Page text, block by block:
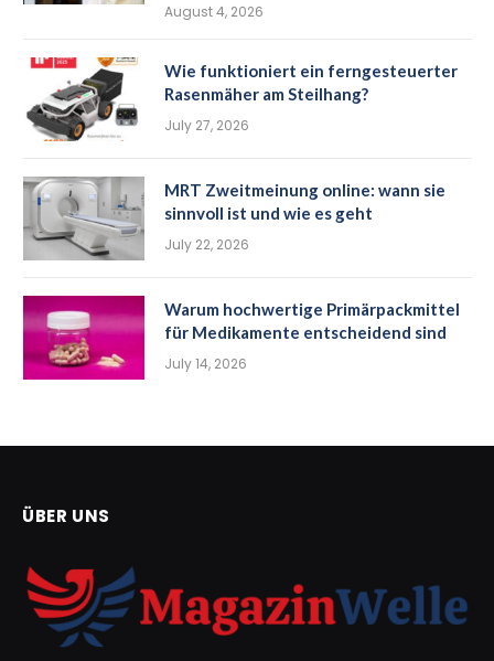
August 4, 2026
Wie funktioniert ein ferngesteuerter
Rasenmäher am Steilhang?
July 27, 2026
MRT Zweitmeinung online: wann sie
sinnvoll ist und wie es geht
July 22, 2026
Warum hochwertige Primärpackmittel
für Medikamente entscheidend sind
July 14, 2026
ÜBER UNS